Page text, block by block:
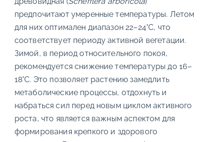
предпочитают умеренные температуры. Летом
для них оптимален диапазон 22–24°C, что
соответствует периоду активной вегетации.
Зимой, в период относительного покоя,
рекомендуется снижение температуры до 16–
18°C. Это позволяет растению замедлить
метаболические процессы, отдохнуть и
набраться сил перед новым циклом активного
роста, что является важным аспектом для
формирования крепкого и здорового